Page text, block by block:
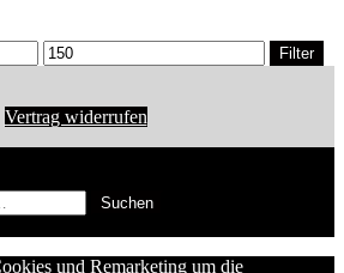
Max.
Preis
Filter
Vertrag widerrufen
Suchen
und Remarketing um die